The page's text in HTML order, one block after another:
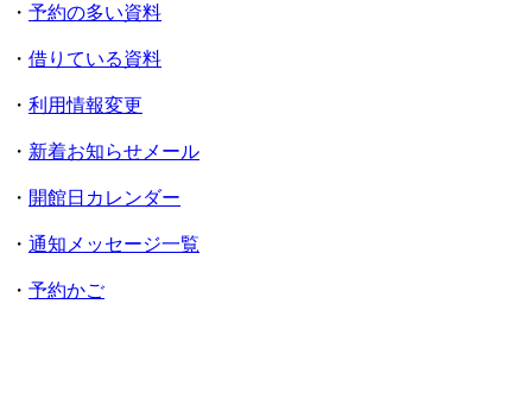
・ 予約の多い資料
・ 借りている資料
・ 利用情報変更
・ 新着お知らせメール
・ 開館日カレンダー
・ 通知メッセージ一覧
・ 予約かご